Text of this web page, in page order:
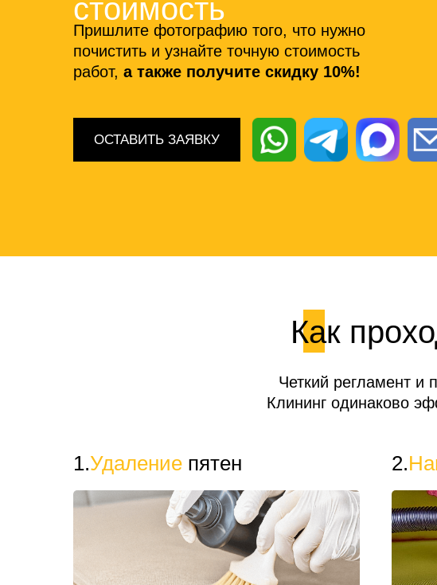
Пришлите фотографию того, что нужно
почистить и узнайте точную стоимость
работ, а также получите скидку 10%!
стоимость
ОСТАВИТЬ ЗАЯВКУ
Как
Четкий регламент и
Клининг одинаково
1.Удаление пятен 2.